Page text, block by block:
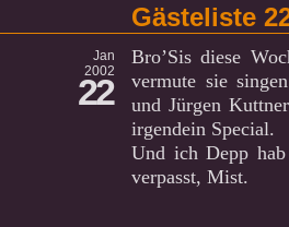
Gästeliste
Jan
2002
22
Bro’Sis diese
vermute sie
und Jürgen
irgendein Special.
Und ich Depp
verpasst, Mist.